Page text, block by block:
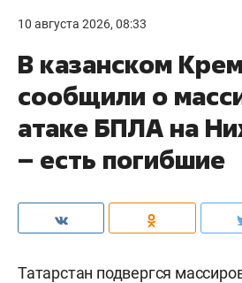
10 августа 2026, 08:33
В казанском
сообщили о
атаке БПЛА на
– есть погибшие
Татарстан подвергся